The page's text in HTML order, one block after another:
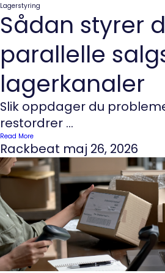
Lagerstyring
Sådan styrer
parallelle
lagerkanaler
Slik oppdager du
restordrer ...
Read More
Rackbeat maj 26, 2026